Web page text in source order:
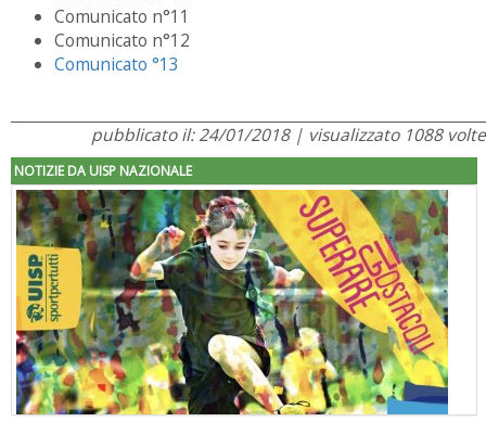
Comunicato n°11
Comunicato n°12
Comunicato °13
pubblicato il: 24/01/2018 | visualizzato 1088 volte
NOTIZIE DA UISP NAZIONALE